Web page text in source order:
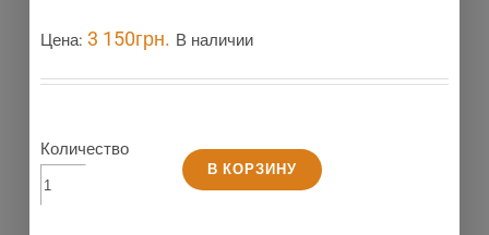
Цена:3 150грн. В наличии
Количество
В КОРЗИНУ